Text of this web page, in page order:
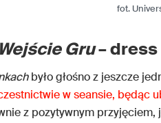
fot.
Gru– dress
było głośno z jeszcze
w seansie, będąc
z pozytywnym